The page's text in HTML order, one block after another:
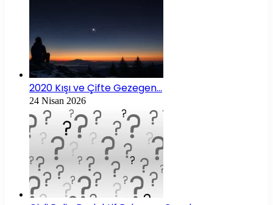
2020 Kışı ve Çifte Gezegen…
24 Nisan 2026